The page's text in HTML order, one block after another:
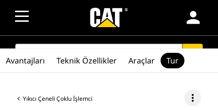
person
SEARCH
Yıkıcı Çeneli Çoklu İşlemci more_vert
Avantajları Teknik Özellikler Araçlar Tur